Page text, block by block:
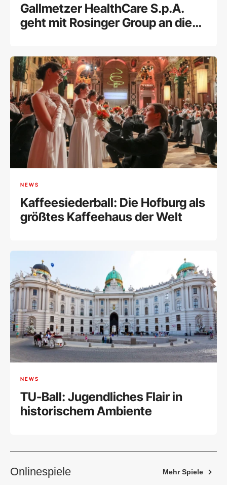
Gallmetzer HealthCare S.p.A.
geht mit Rosinger Group an die
NEWS
Kaffeesiederball: Die Hofburg als
größtes Kaffeehaus der Welt
NEWS
TU-Ball: Jugendliches Flair in
historischem Ambiente
Onlinespiele Mehr Spiele